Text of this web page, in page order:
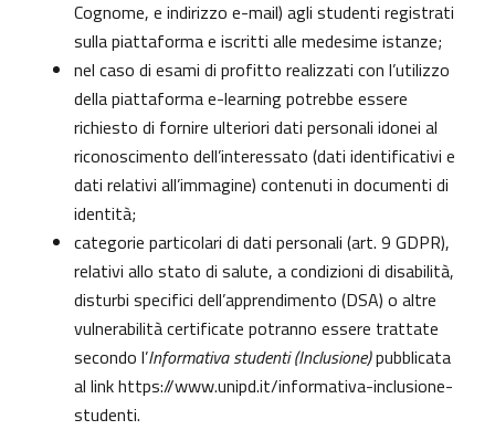
Cognome, e indirizzo e-mail) agli studenti registrati
sulla piattaforma e iscritti alle medesime istanze;
nel caso di esami di profitto realizzati con l’utilizzo
della piattaforma e-learning potrebbe essere
richiesto di fornire ulteriori dati personali idonei al
riconoscimento dell’interessato (dati identificativi e
dati relativi all’immagine) contenuti in documenti di
identità;
categorie particolari di dati personali (art. 9 GDPR),
relativi allo stato di salute, a condizioni di disabilità,
disturbi specifici dell’apprendimento (DSA) o altre
vulnerabilità certificate potranno essere trattate
secondo l’Informativa studenti (Inclusione)pubblicata
al linkhttps://www.unipd.it/informativa-inclusione-
studenti.